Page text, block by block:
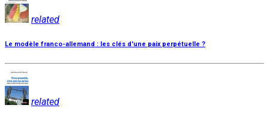
related
Le modèle franco-allemand : les clés d'une paix perpétuelle ?
related